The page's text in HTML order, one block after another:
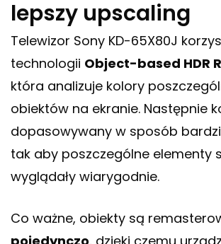
lepszy upscaling
Telewizor Sony KD-65X80J
technologii Object-based HDR
która analizuje kolory
obiektów na ekranie. Następnie
dopasowywany w sposób
tak aby poszczególne elementy
wyglądały wiarygodnie.
Co ważne, obiekty są